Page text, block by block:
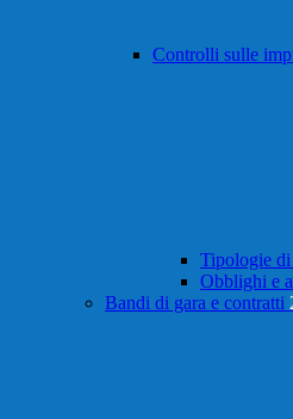
Controlli sulle
Tipologie
Obblighi e
Bandi di gara e contratti